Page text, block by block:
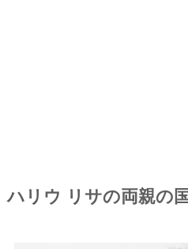
ハリウ リサの両親の